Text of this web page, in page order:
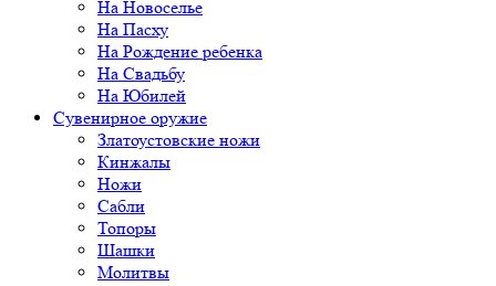
На Новоселье
На Пасху
На Рождение ребенка
На Свадьбу
На Юбилей
Сувенирное оружие
Златоустовские ножи
Кинжалы
Ножи
Сабли
Топоры
Шашки
Молитвы